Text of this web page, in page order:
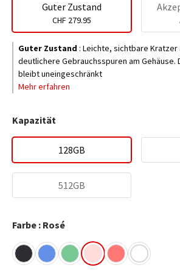
Guter Zustand
CHF 279.95
Guter Zustand : Leichte, sichtbare Kratzer
deutlichere Gebrauchsspuren am Gehäuse.
bleibt uneingeschränkt
Mehr erfahren
Kapazität
128GB
512GB
Farbe : Rosé